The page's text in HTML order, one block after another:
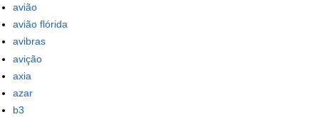
avião
avião flórida
avibras
avição
axia
azar
b3